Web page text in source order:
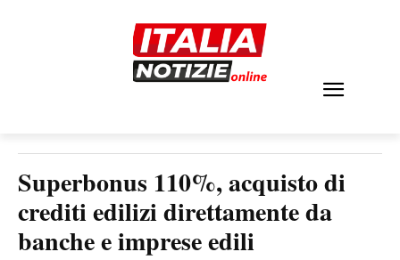
Superbonus 110%, acquisto di
crediti edilizi direttamente da
banche e imprese edili